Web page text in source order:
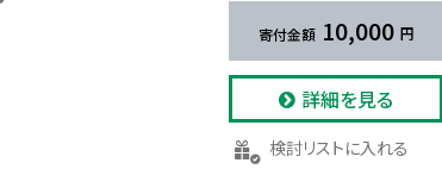
10,000
詳細を見る
検討リストに入れる